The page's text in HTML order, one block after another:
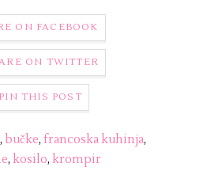
ON FACEBOOK
ON TWITTER
PIN THIS POST
, bučke, francoska kuhinja,
, kosilo, krompir